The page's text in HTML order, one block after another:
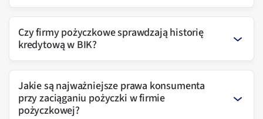
Czy firmy pożyczkowe sprawdzają historię
kredytową w BIK?
Jakie są najważniejsze prawa konsumenta
przy zaciąganiu pożyczki w firmie
pożyczkowej?